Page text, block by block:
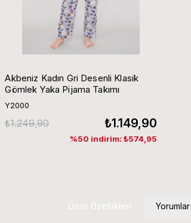
Akbeniz Kadın Gri Desenli Klasik
Gömlek Yaka Pijama Takımı
Y2000
₺1.149,90
₺1.249,90
%50 indirim: ₺574,95
Ürün Özellikleri Yorumlar